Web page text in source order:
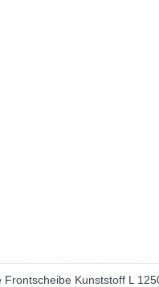
Frontscheibe Kunststoff L